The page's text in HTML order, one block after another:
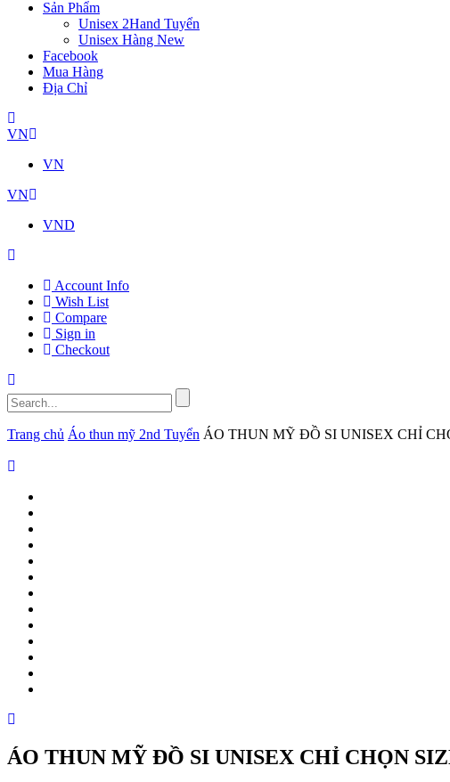
Sản Phẩm
Unisex 2Hand Tuyển
Unisex Hàng New
Facebook
Mua Hàng
Địa Chỉ
VN
VN
VN
VND
Account Info
Wish List
Compare
Sign in
Checkout
Trang chủ Áo thun mỹ 2nd Tuyển ÁO THUN MỸ ĐỒ SI UNISEX CHỈ
ÁO THUN MỸ ĐỒ SI UNISEX CHỈ CHỌN